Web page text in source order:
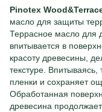
Pinotex
масло для защиты
Террасное масло для
впитывается в
красоту древесины,
текстуре.
пленки и сохраняет
Обработанная
древесина